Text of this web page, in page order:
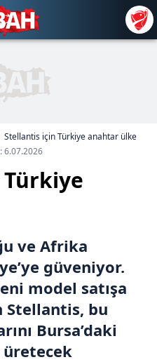
Stellantis için Türkiye anahtar ülke
6.07.2026
ve Afrika
güveniyor.
model satışa
Stellantis, bu
Bursa’daki
üretecek